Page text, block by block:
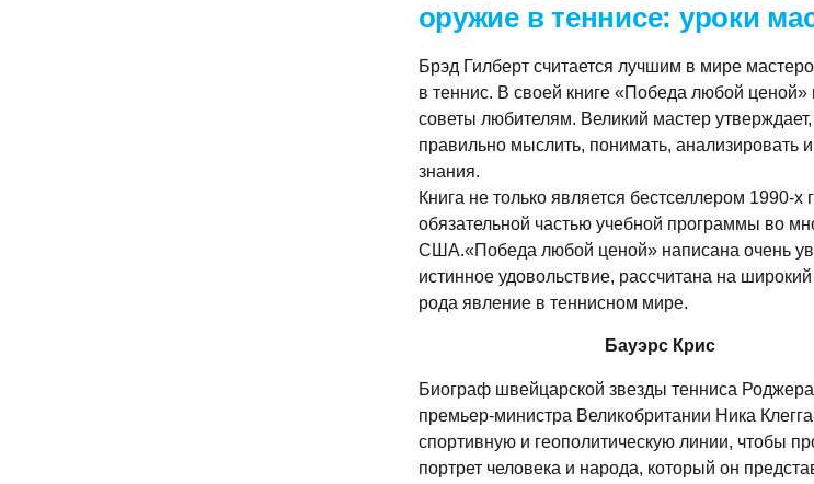
оружие в теннисе: уроки
Брэд Гилберт считается лучшим в мире
в теннис. В своей книге «Победа любой
советы любителям. Великий мастер
правильно мыслить, понимать, анализировать
знания.
Книга не только является бестселлером 1990-х
обязательной частью учебной программы во
США.«Победа любой ценой» написана очень
истинное удовольствие, рассчитана на
рода явление в теннисном мире.
Бауэрс Крис
Биограф швейцарской звезды тенниса
премьер-министра Великобритании Ника
спортивную и геополитическую линии, чтобы
портрет человека и народа, который он